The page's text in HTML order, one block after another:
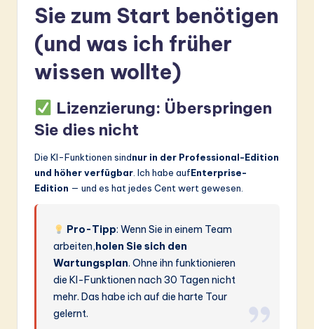
Sie zum Start benötigen
(und was ich früher
wissen wollte)
Lizenzierung: Überspringen
Sie dies nicht
Die KI-Funktionen sindnur in der Professional-Edition
und höher verfügbar. Ich habe aufEnterprise-
Edition — und es hat jedes Cent wert gewesen.
Pro-Tipp: Wenn Sie in einem Team
arbeiten, holen Sie sich den
Wartungsplan. Ohne ihn funktionieren
die KI-Funktionen nach 30 Tagen nicht
mehr. Das habe ich auf die harte Tour
gelernt.